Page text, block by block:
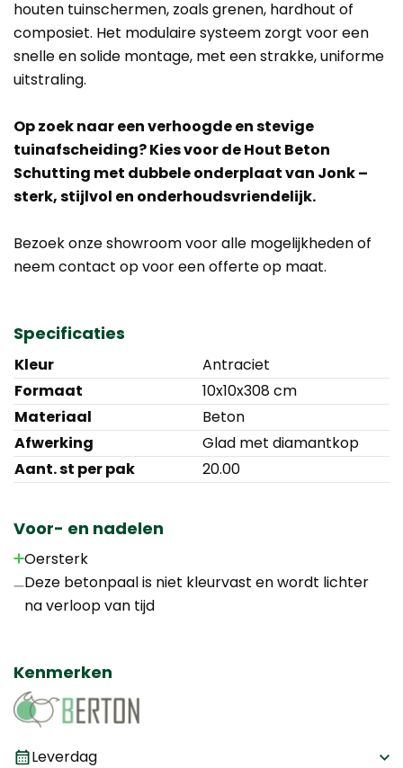
houten tuinschermen, zoals grenen, hardhout of
composiet. Het modulaire systeem zorgt voor een
snelle en solide montage, met een strakke, uniforme
uitstraling.
Op zoek naar een verhoogde en stevige
tuinafscheiding? Kies voor de Hout Beton
Schutting met dubbele onderplaat van Jonk –
sterk, stijlvol en onderhoudsvriendelijk.
Bezoek onze showroom voor alle mogelijkheden of
neem contact op voor een offerte op maat.
Specificaties
Kleur
Antraciet
Formaat
10x10x308 cm
Materiaal
Beton
Afwerking
Glad met diamantkop
Aant. st per pak
20.00
Voor- en nadelen
Oersterk
Deze betonpaal is niet kleurvast en wordt lichter
na verloop van tijd
Kenmerken
Leverdag